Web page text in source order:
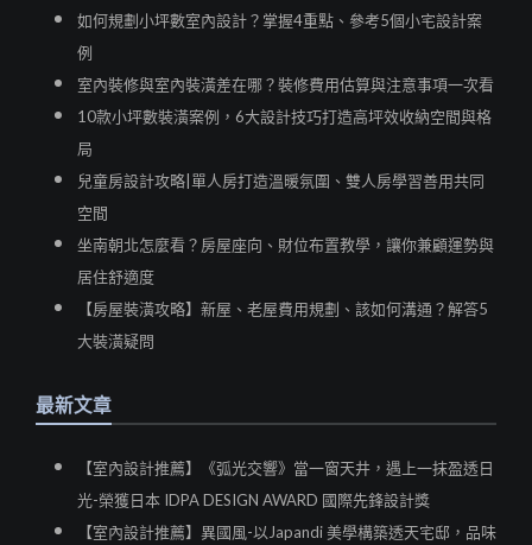
如何規劃小坪數室內設計？掌握4重點、參考5個小宅設計案
例
室內裝修與室內裝潢差在哪？裝修費用估算與注意事項一次看
10款小坪數裝潢案例，6大設計技巧打造高坪效收納空間與格
局
兒童房設計攻略|單人房打造溫暖氛圍、雙人房學習善用共同
空間
坐南朝北怎麼看？房屋座向、財位布置教學，讓你兼顧運勢與
居住舒適度
【房屋裝潢攻略】新屋、老屋費用規劃、該如何溝通？解答5
大裝潢疑問
最新文章
【室內設計推薦】《弧光交響》當一窗天井，遇上一抹盈透日
光-榮獲日本 IDPA DESIGN AWARD 國際先鋒設計獎
【室內設計推薦】異國風-以Japandi 美學構築透天宅邸，品味